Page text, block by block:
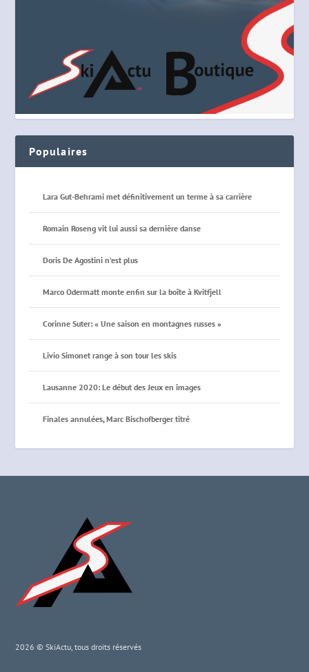
Populaires
Lara Gut-Behrami met définitivement un terme à sa carrière
Romain Roseng vit lui aussi sa dernière danse
Doris De Agostini n’est plus
Marco Odermatt monte enfin sur la boîte à Kvitfjell
Corinne Suter: « Une saison en montagnes russes »
Livio Simonet range à son tour les skis
Lausanne 2020: Le début des Jeux en images
Finales annulées, Marc Bischofberger titré
2026 © SkiActu, tous droits réservés